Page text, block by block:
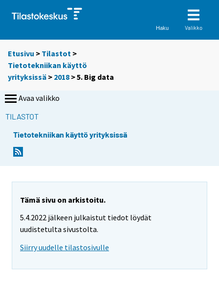
Haku Valikko
Etusivu > Tilastot >
Tietotekniikan käyttö
yrityksissä > 2018 > 5. Big data
Avaa valikko
TILASTOT
Tietotekniikan käyttö yrityksissä
Tämä sivu on arkistoitu.
5.4.2022 jälkeen julkaistut tiedot löydät
uudistetulta sivustolta.
Siirry uudelle tilastosivulle